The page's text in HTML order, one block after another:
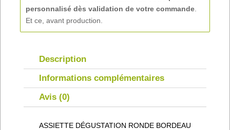
personnalisé dès validation de votre commande
Et ce, avant production.
Description
Informations complémentaires
Avis (0)
ASSIETTE DÉGUSTATION RONDE BORDEAU